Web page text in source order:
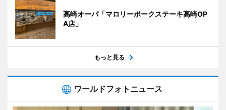
高崎オーパ「マロリーポークステーキ高崎OP
A店」
もっと見る
ワールドフォトニュース